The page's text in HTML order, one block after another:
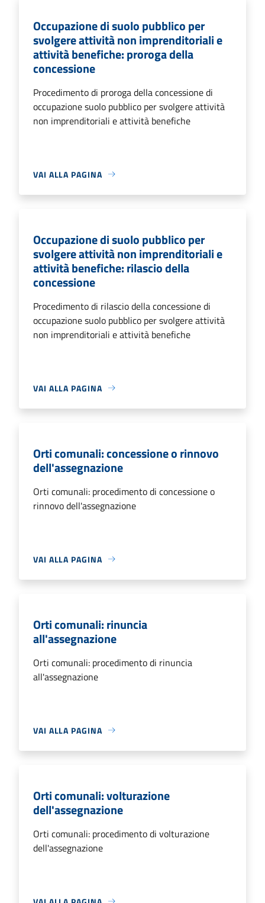
Occupazione di suolo pubblico per
svolgere attività non imprenditoriali e
attività benefiche: proroga della
concessione
Procedimento di proroga della concessione di
occupazione suolo pubblico per svolgere attività
non imprenditoriali e attività benefiche
VAI ALLA PAGINA
Occupazione di suolo pubblico per
svolgere attività non imprenditoriali e
attività benefiche: rilascio della
concessione
Procedimento di rilascio della concessione di
occupazione suolo pubblico per svolgere attività
non imprenditoriali e attività benefiche
VAI ALLA PAGINA
Orti comunali: concessione o rinnovo
dell'assegnazione
Orti comunali: procedimento di concessione o
rinnovo dell'assegnazione
VAI ALLA PAGINA
Orti comunali: rinuncia
all'assegnazione
Orti comunali: procedimento di rinuncia
all'assegnazione
VAI ALLA PAGINA
Orti comunali: volturazione
dell'assegnazione
Orti comunali: procedimento di volturazione
dell'assegnazione